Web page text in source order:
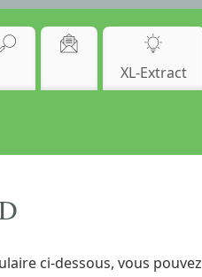
XL-Extract
ci-dessous, vous